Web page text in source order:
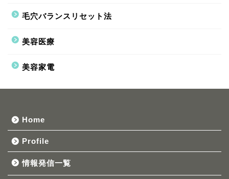
毛穴バランスリセット法
美容医療
美容家電
Home
Profile
情報発信一覧